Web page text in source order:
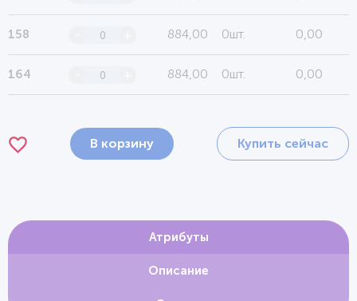
158 884,00 0шт. 0,00
164 884,00 0шт. 0,00
В корзину Купить сейчас
Атрибуты
Описание